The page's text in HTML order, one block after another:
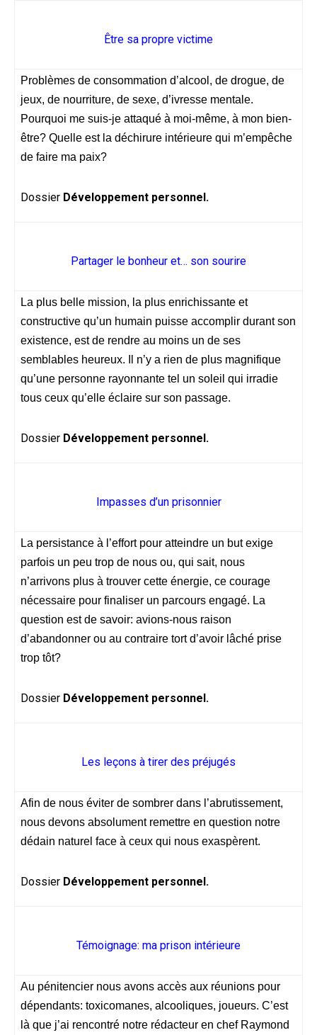
Être sa propre victime
Problèmes de consommation d’alcool, de drogue, de
jeux, de nourriture, de sexe, d’ivresse mentale.
Pourquoi me suis-je attaqué à moi-même, à mon bien-
être? Quelle est la déchirure intérieure qui m’empêche
de faire ma paix?
Dossier Développement personnel.
Partager le bonheur et… son sourire
La plus belle mission, la plus enrichissante et
constructive qu’un humain puisse accomplir durant son
existence, est de rendre au moins un de ses
semblables heureux. Il n’y a rien de plus magnifique
qu’une personne rayonnante tel un soleil qui irradie
tous ceux qu’elle éclaire sur son passage.
Dossier Développement personnel.
Impasses d’un prisonnier
La persistance à l’effort pour atteindre un but exige
parfois un peu trop de nous ou, qui sait, nous
n’arrivons plus à trouver cette énergie, ce courage
nécessaire pour finaliser un parcours engagé. La
question est de savoir: avions-nous raison
d’abandonner ou au contraire tort d’avoir lâché prise
trop tôt?
Dossier Développement personnel.
Les leçons à tirer des préjugés
Afin de nous éviter de sombrer dans l’abrutissement,
nous devons absolument remettre en question notre
dédain naturel face à ceux qui nous exaspèrent.
Dossier Développement personnel.
Témoignage: ma prison intérieure
Au pénitencier nous avons accès aux réunions pour
dépendants: toxicomanes, alcooliques, joueurs. C’est
là que j’ai rencontré notre rédacteur en chef Raymond